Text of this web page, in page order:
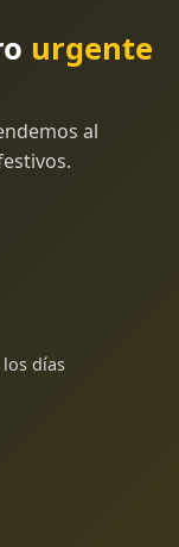
urgente
al
días